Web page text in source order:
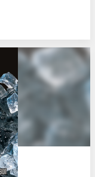
à la Simenon : là tout